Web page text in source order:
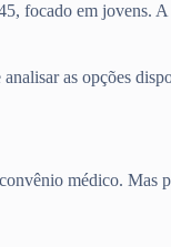
focado em jovens.
as opções
médico. Mas